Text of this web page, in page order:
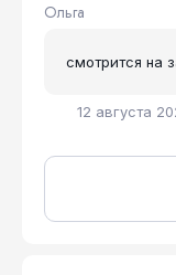
Ольга
12 августа
смотрится на